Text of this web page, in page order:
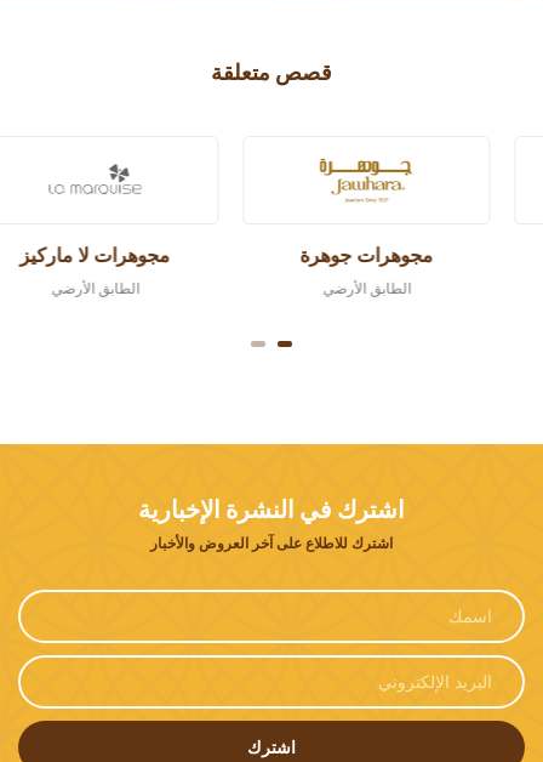
قصص متعلقة
مجوهرات جوهرة
الطابق الأرضي
مجوهرات لا ماركيز
الطابق الأرضي
اشترك في النشرة الإخبارية
اشترك للاطلاع على آخر العروض والأخبار
اشترك